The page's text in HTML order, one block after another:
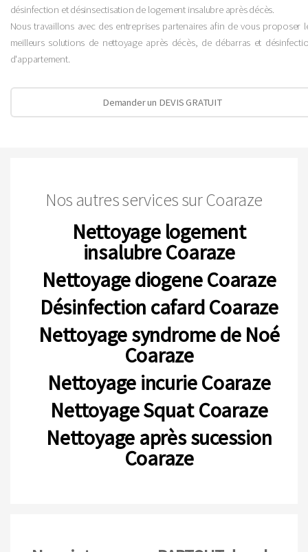
désinfection et désinsectisation de logement insalubre après décès.
Nous travaillons avec des entreprises partenaires afin de vous proposer
meilleurs solutions de nettoyage après décès, de débarras et
d'appartement.
Demander un DEVIS GRATUIT
Nos autres services sur Coaraze
Nettoyage logement
insalubre Coaraze
Nettoyage diogene Coaraze
Désinfection cafard Coaraze
Nettoyage syndrome de Noé
Coaraze
Nettoyage incurie Coaraze
Nettoyage Squat Coaraze
Nettoyage après sucession
Coaraze